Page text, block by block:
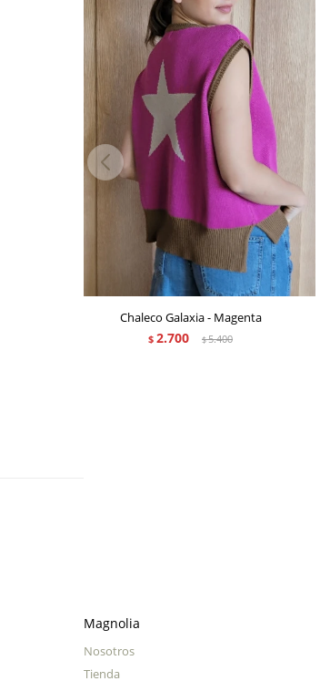
Chaleco Galaxia - Magenta
$ 2.700 $5.400
Magnolia
Nosotros
Tienda